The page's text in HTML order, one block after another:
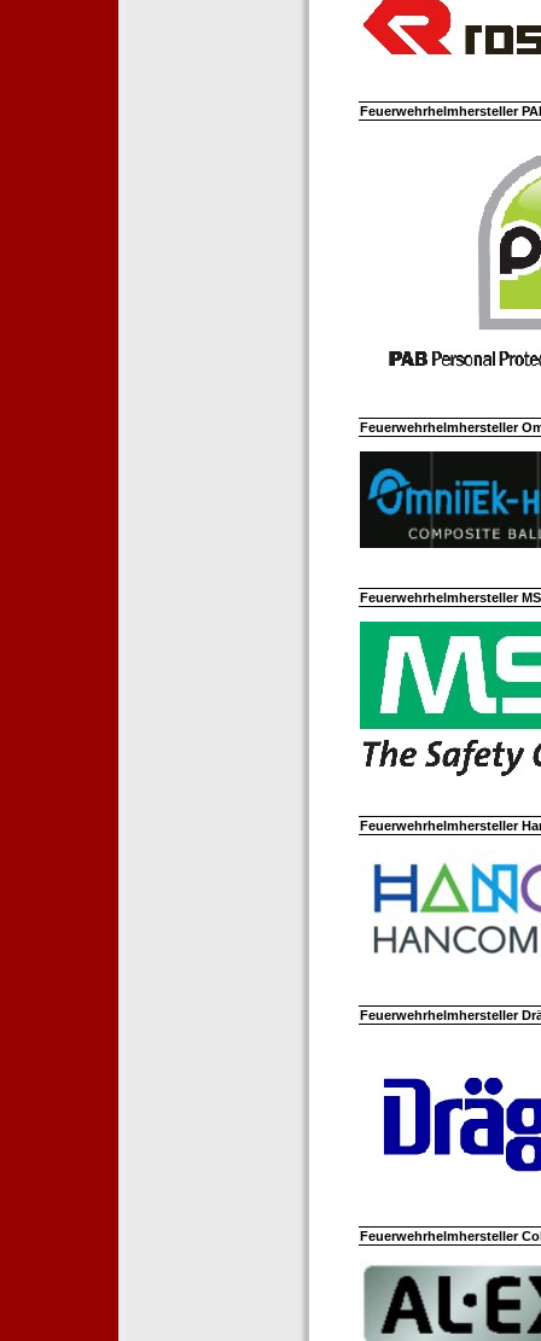
Feuerwehrhelmhersteller
Feuerwehrhelmhersteller
Feuerwehrhelmhersteller
Feuerwehrhelmhersteller
Feuerwehrhelmhersteller
Feuerwehrhelmhersteller